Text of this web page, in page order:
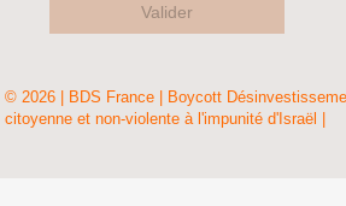
Valider
© 2026 | BDS France | Boycott
citoyenne et non-violente à l'impunité d'Israël |